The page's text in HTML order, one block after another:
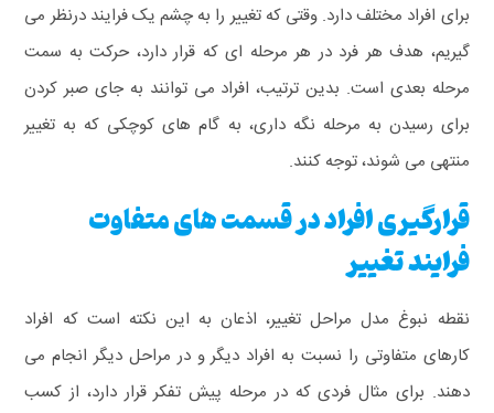
برای افراد مختلف دارد. وقتی که تغییر را به چشم یک فرایند درنظر می
گیریم، هدف هر فرد در هر مرحله ای که قرار دارد، حرکت به سمت
مرحله بعدی است. بدین ترتیب، افراد می توانند به جای صبر کردن
برای رسیدن به مرحله نگه داری، به گام های کوچکی که به تغییر
منتهی می شوند، توجه کنند.
قرارگیری افراد در قسمت های متفاوت
فرایند تغییر
نقطه نبوغ مدل مراحل تغییر، اذعان به این نکته است که افراد
کارهای متفاوتی را نسبت به افراد دیگر و در مراحل دیگر انجام می
دهند. برای مثال فردی که در مرحله پیش تفکر قرار دارد، از کسب